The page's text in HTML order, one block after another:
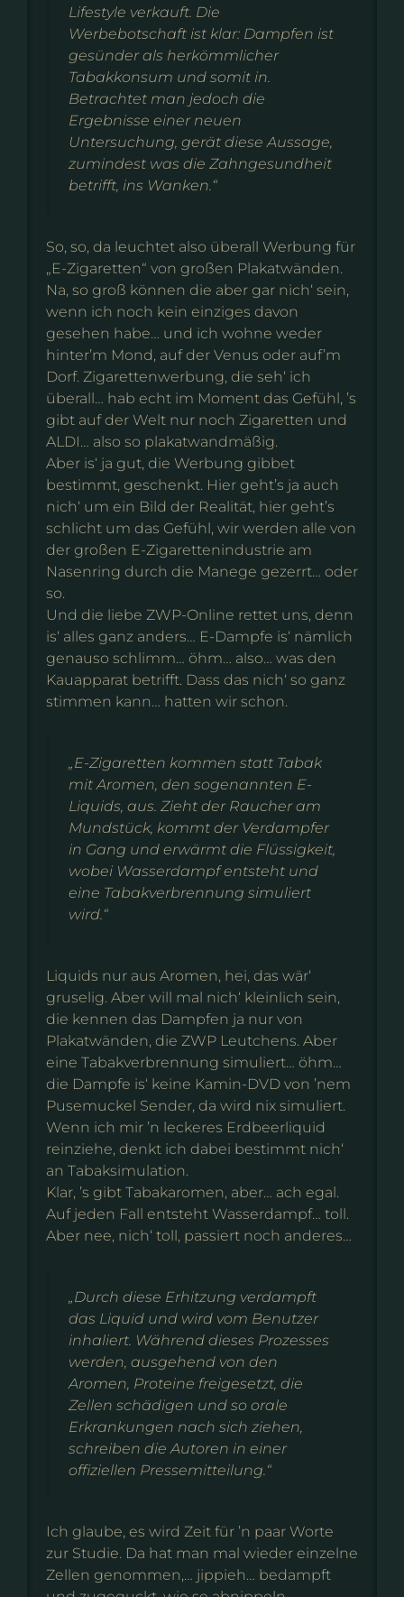
Lifestyle verkauft. Die
Werbebotschaft ist klar: Dampfen ist
gesünder als herkömmlicher
Tabakkonsum und somit in.
Betrachtet man jedoch die
Ergebnisse einer neuen
Untersuchung, gerät diese Aussage,
zumindest was die Zahngesundheit
betrifft, ins Wanken.“
So, so, da leuchtet also überall Werbung für
„E-Zigaretten“ von großen Plakatwänden.
Na, so groß können die aber gar nich‘ sein,
wenn ich noch kein einziges davon
gesehen habe… und ich wohne weder
hinter’m Mond, auf der Venus oder auf’m
Dorf. Zigarettenwerbung, die seh‘ ich
überall… hab echt im Moment das Gefühl, ’s
gibt auf der Welt nur noch Zigaretten und
ALDI… also so plakatwandmäßig.
Aber is‘ ja gut, die Werbung gibbet
bestimmt, geschenkt. Hier geht’s ja auch
nich‘ um ein Bild der Realität, hier geht’s
schlicht um das Gefühl, wir werden alle von
der großen E-Zigarettenindustrie am
Nasenring durch die Manege gezerrt… oder
so.
Und die liebe ZWP-Online rettet uns, denn
is‘ alles ganz anders… E-Dampfe is‘ nämlich
genauso schlimm… öhm… also… was den
Kauapparat betrifft. Dass das nich‘ so ganz
stimmen kann… hatten wir schon.
„E-Zigaretten kommen statt Tabak
mit Aromen, den sogenannten E-
Liquids, aus. Zieht der Raucher am
Mundstück, kommt der Verdampfer
in Gang und erwärmt die Flüssigkeit,
wobei Wasserdampf entsteht und
eine Tabakverbrennung simuliert
wird.“
Liquids nur aus Aromen, hei, das wär‘
gruselig. Aber will mal nich‘ kleinlich sein,
die kennen das Dampfen ja nur von
Plakatwänden, die ZWP Leutchens. Aber
eine Tabakverbrennung simuliert… öhm…
die Dampfe is‘ keine Kamin-DVD von ’nem
Pusemuckel Sender, da wird nix simuliert.
Wenn ich mir ’n leckeres Erdbeerliquid
reinziehe, denkt ich dabei bestimmt nich‘
an Tabaksimulation.
Klar, ’s gibt Tabakaromen, aber… ach egal.
Auf jeden Fall entsteht Wasserdampf… toll.
Aber nee, nich‘ toll, passiert noch anderes…
„Durch diese Erhitzung verdampft
das Liquid und wird vom Benutzer
inhaliert. Während dieses Prozesses
werden, ausgehend von den
Aromen, Proteine freigesetzt, die
Zellen schädigen und so orale
Erkrankungen nach sich ziehen,
schreiben die Autoren in einer
offiziellen Pressemitteilung.“
Ich glaube, es wird Zeit für ’n paar Worte
zur Studie. Da hat man mal wieder einzelne
Zellen genommen,… jippieh… bedampft